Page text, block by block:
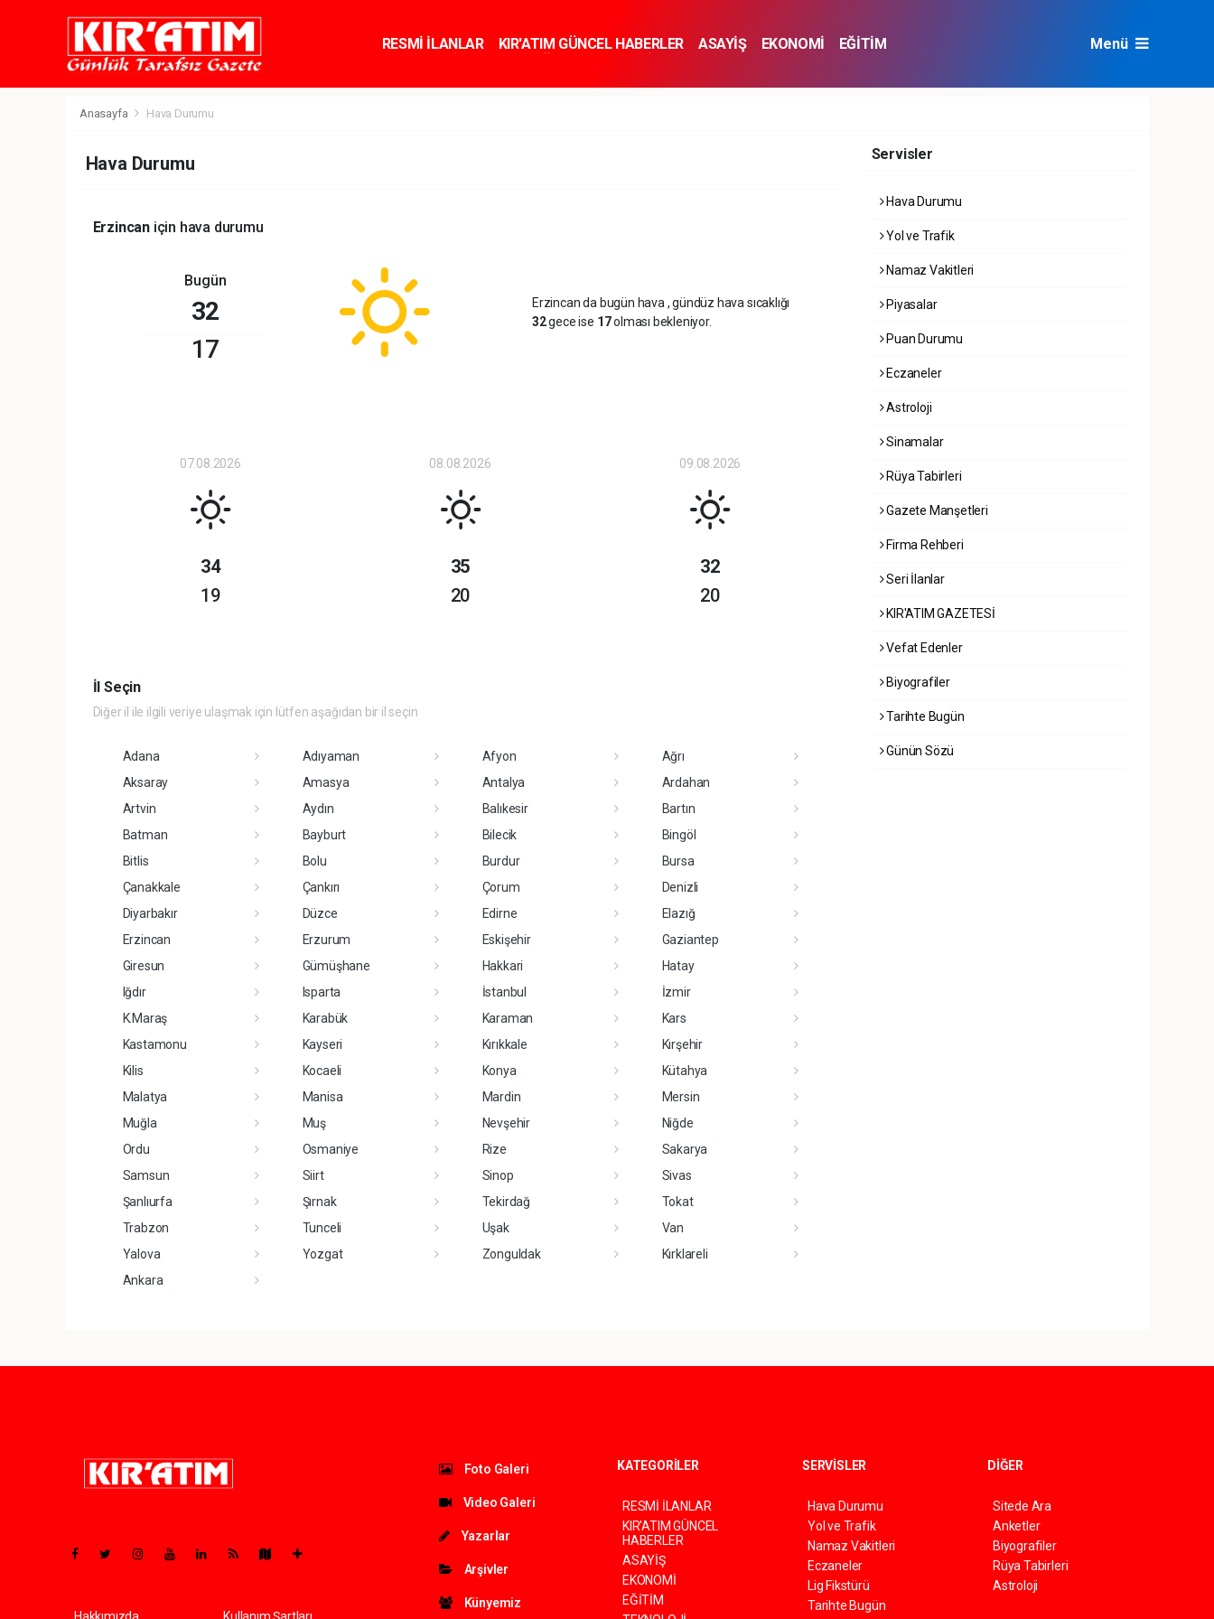
RESMİ İLANLAR KIR'ATIM GÜNCEL HABERLER ASAYİŞ EKONOMİ
EĞİTİM
Menü
Anasayfa Hava Durumu
Hava Durumu
Erzincaniçin hava durumu
Bugün
32
17
Erzincan da bugün hava , gündüz hava sıcaklığı
32gece ise 17olması bekleniyor.
07.08.2026
34
19
08.08.2026
35
20
09.08.2026
32
20
İl Seçin
Diğer il ile ilgili veriye ulaşmak için lütfen aşağıdan bir il seçin
Adana Adıyaman Afyon
Ağrı
Aksaray
Amasya Antalya
Ardahan
Artvin
Aydın Balıkesir
Bartın
Batman
Bayburt Bilecik
Bingöl
Bitlis
Bolu Burdur
Bursa
Çanakkale
Çankırı Çorum
Denizli
Diyarbakır
Düzce Edirne
Elazığ
Erzincan
Erzurum Eskişehir
Gaziantep
Giresun
Gümüşhane Hakkari
Hatay
Iğdır
Isparta İstanbul
İzmir
K.Maraş
Karabük Karaman
Kars
Kastamonu
Kayseri Kırıkkale
Kırşehir
Kilis
Kocaeli Konya
Kütahya
Malatya
Manisa Mardin
Mersin
Muğla
Muş Nevşehir
Niğde
Ordu
Osmaniye Rize
Sakarya
Samsun
Siirt Sinop
Sivas
Şanlıurfa
Şırnak Tekirdağ
Tokat
Trabzon
Tunceli Uşak
Van
Yalova
Yozgat Zonguldak
Kırklareli
Ankara
Servisler
Hava Durumu
Yol ve Trafik
Namaz Vakitleri
Piyasalar
Puan Durumu
Eczaneler
Astroloji
Sinamalar
Rüya Tabirleri
Gazete Manşetleri
Firma Rehberi
Seri İlanlar
KIR'ATIM GAZETESİ
Vefat Edenler
Biyografiler
Tarihte Bugün
Günün Sözü
Hakkımızda Kullanım Şartları
Foto Galeri
Video Galeri
Yazarlar
Arşivler
Künyemiz
KATEGORİLER
RESMİ İLANLAR
KIR'ATIM GÜNCEL
HABERLER
ASAYİŞ
EKONOMİ
EĞİTİM
SERVİSLER
Hava Durumu
Yol ve Trafik
Namaz Vakitleri
Eczaneler
Lig Fikstürü
Tarihte Bugün
DİĞER
Sitede Ara
Anketler
Biyografiler
Rüya Tabirleri
Astroloji